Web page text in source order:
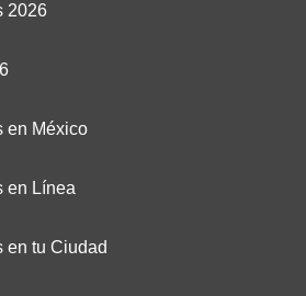
2026
en México
en Línea
en tu Ciudad